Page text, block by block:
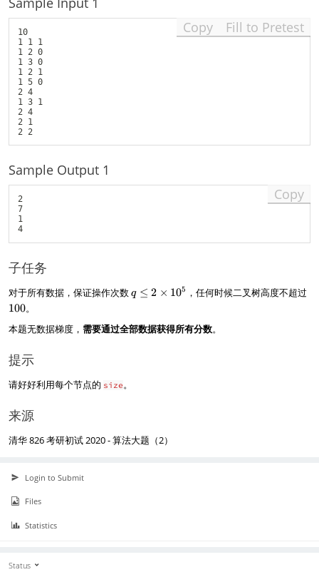
10
1 1 1
1 2 0
1 3 0
1 2 1
1 5 0
2 4
1 3 1
2 4
2 1
Copy Fill to Pretest
Sample Output 1
2
7
1
4
Copy
子任务
对于所有数据，保证操作次数q
2
q ≤ 2 × 105 ，任何时候二叉树高度不超过
100。
本题无数据梯度，需要通过全部数据获得所有分数。
提示
请好好利用每个节点的 size。
来源
清华 826 考研初试 2020 - 算法大题（2）
Login to Submit
Files
Statistics
Status